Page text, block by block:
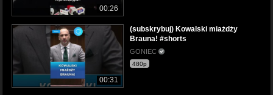
00:26
00:31
(subskrybuj) Kowalski miażdży
Brauna! #shorts
GONIEC
480p